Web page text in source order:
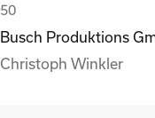
Christoph Winkler